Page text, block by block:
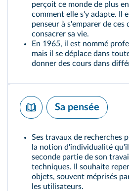
perçoit ce monde de plus
comment elle s'y adapte. Il
penseur à s'emparer de ces
consacrer sa vie.
En 1965, il est nommé
mais il se déplace dans
donner des cours dans
Sa pensée
Ses travaux de recherches
la notion d'individualité
seconde partie de son
techniques. Il souhaite
objets, souvent méprisés
les utilisateurs.